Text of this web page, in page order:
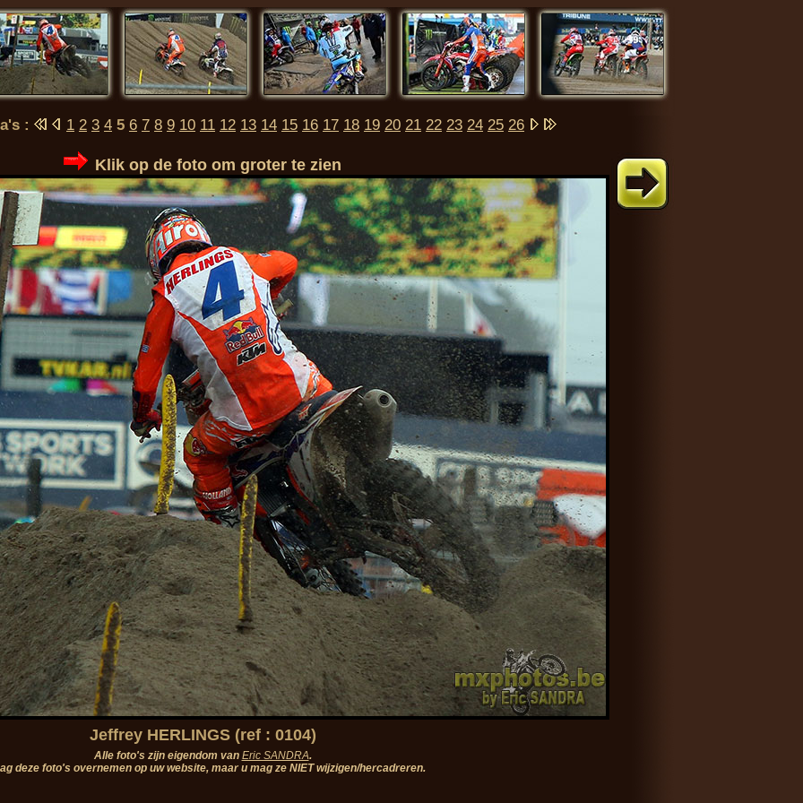
: 1 2 3 4 5 6 7 8 9 10 11 12 13 14 15 16 17 18 19 20 21 22 23 24 25 26
Klik op de foto om groter te zien
Jeffrey HERLINGS (ref : 0104)
Alle foto's zijn eigendom van Eric SANDRA.
deze foto's overnemen op uw website, maar u mag ze NIET wijzigen/hercadreren.